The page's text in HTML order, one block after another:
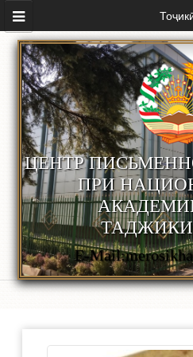
Перейти к основному содержанию
ЦЕНТР
ПРИ
E-